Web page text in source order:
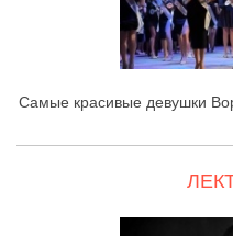
Самые красивые девушки